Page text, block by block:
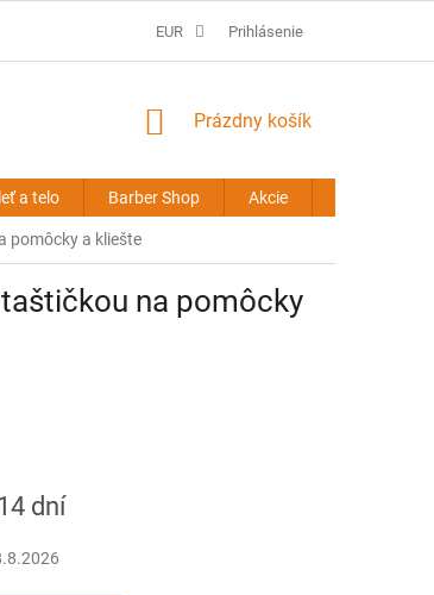
PREDLŽOVANIE VLASOV - OBCHODNÉ PODMIENKY
EUR Prihlásenie
NÁKUPNÝ
Prázdny košík
a telo Barber Shop Akcie
pomôcky a kliešte
taštičkou na pomôcky
dní